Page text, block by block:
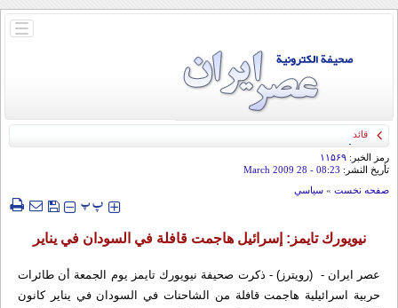
باز
قائد الحرس الثوري: إيران ستدمر أمريكا وإسرائيل والسعودية إذا تجاوزت خطوط طهران
الحمراء
رمز الخبر: ۱۱۵۶۹
تأريخ النشر: 08:23
- 28 March 2009
صفحه نخست » سياسي
‍‍‍ پپ
نيويورك تايمز: إسرائيل هاجمت قافلة في السودان في يناير
عصر ایران - (رويترز) - ذكرت صحيفة نيويورك تايمز يوم الجمعة أن طائرات
حربية اسرائيلية هاجمت قافلة من الشاحنات في السودان في يناير كانون